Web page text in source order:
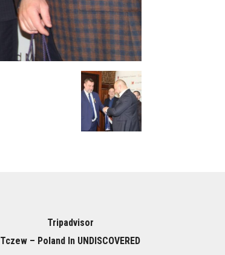
Tripadvisor
Tczew – Poland In UNDISCOVERED